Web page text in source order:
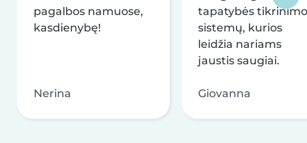
pagalbos namuose,
kasdienybę!
Nerina
tapatybės tikrinimo
sistemų, kurios
leidžia nariams
jaustis saugiai.
Giovanna